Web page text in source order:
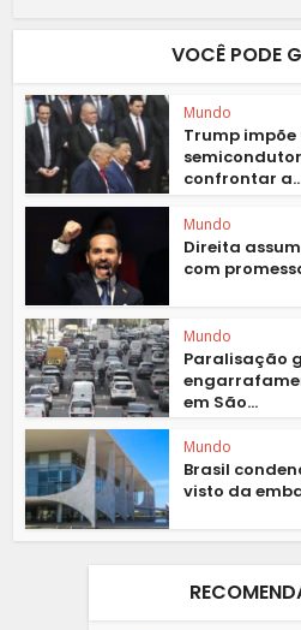
VOCÊ PODE
Mundo
Trump
confrontar
Mundo
Direita
com
Mundo
Paralisação
em São...
Mundo
Brasil
visto da